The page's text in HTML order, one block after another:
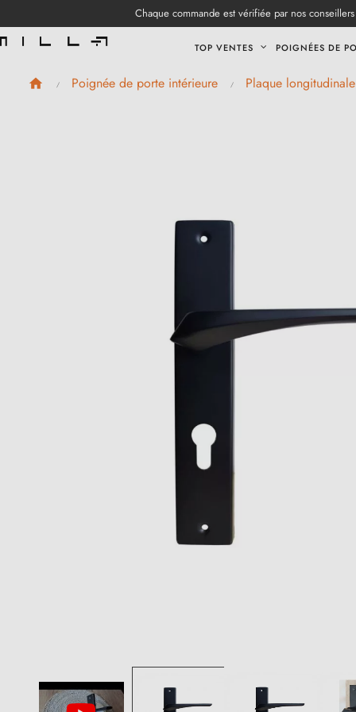
Chaque commande est vérifiée par nos
TOP VENTES POIGNÉES DE
Poignée de porte intérieure Plaque longitudinale